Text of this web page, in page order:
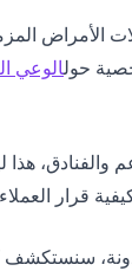
الأمراض
حولالوعي
والفنادق،
قرار
سنستكشف